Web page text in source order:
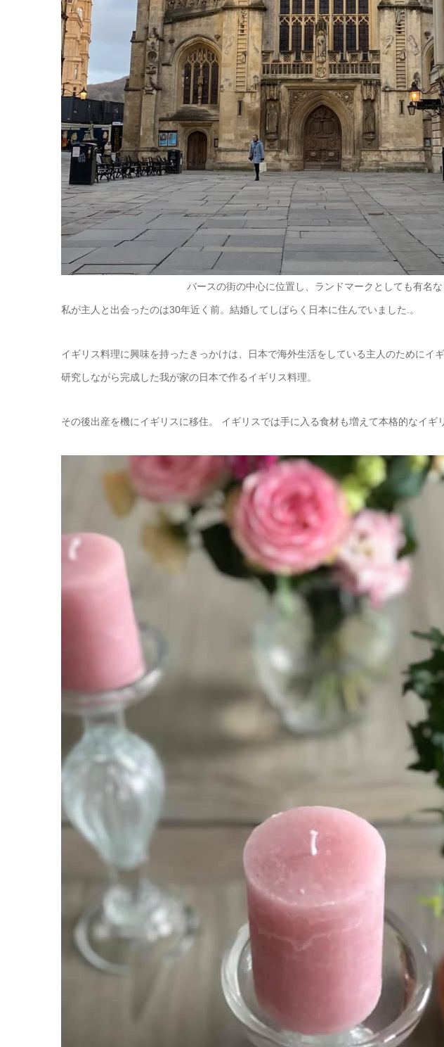
バースの街の中心に位置し、ランドマークとしても有名な
私が主人と出会ったのは30年近く前。結婚してしばらく日本に住んでいました.。
イギリス料理に興味を持ったきっかけは、日本で海外生活をしている主人のためにイ
研究しながら完成した我が家の日本で作るイギリス料理。
その後出産を機にイギリスに移住。 イギリスでは手に入る食材も増えて本格的なイギ